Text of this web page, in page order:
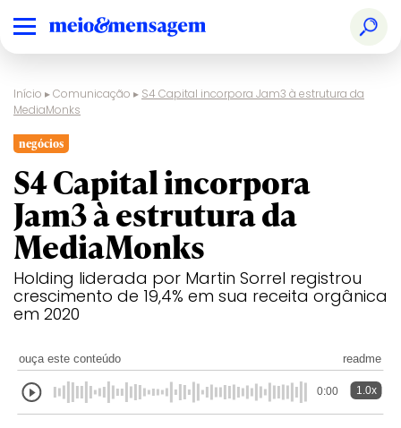
Início ▸Comunicação ▸ S4 Capital incorpora Jam3 à estrutura da
MediaMonks
negócios
S4 Capital incorpora
Jam3 à estrutura da
MediaMonks
Holding liderada por Martin Sorrel registrou
crescimento de 19,4% em sua receita orgânica
em 2020
ouça este conteúdo readme
0:00 1.0x